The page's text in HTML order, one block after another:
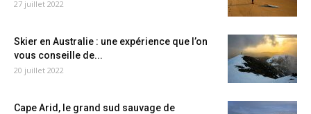
27 juillet 2022
Skier en Australie : une expérience que l’on
vous conseille de...
20 juillet 2022
Cape Arid, le grand sud sauvage de